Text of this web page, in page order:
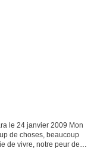
24 janvier 2009 Mon
de choses, beaucoup
de vivre, notre peur de